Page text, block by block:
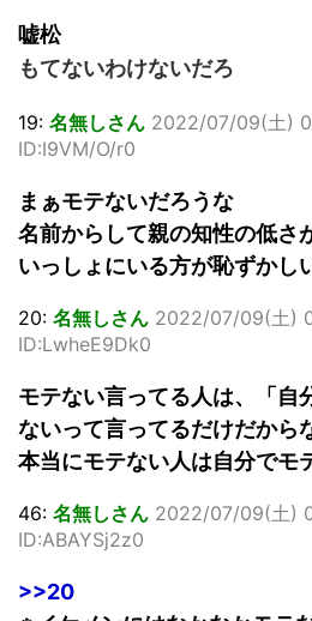
嘘松
もてないわけないだろ
19: 名無しさん 2022/07/09(土)
ID:I9VM/O/r0
まぁモテないだろうな
名前からして親の知性の低さ
いっしょにいる方が恥ずかし
20: 名無しさん 2022/07/09(土)
ID:LwheE9Dk0
モテない言ってる人は、「自
ないって言ってるだけだから
本当にモテない人は自分でモ
46: 名無しさん 2022/07/09(土)
ID:ABAYSj2z0
>>20